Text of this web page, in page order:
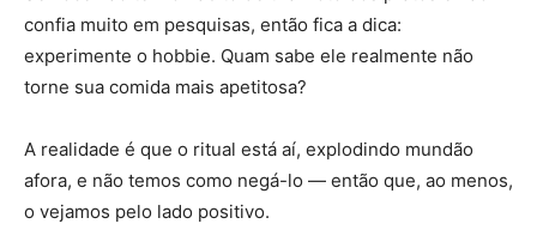
confia muito em pesquisas, então fica a dica:
experimente o hobbie. Quam sabe ele realmente não
torne sua comida mais apetitosa?
A realidade é que o ritual está aí, explodindo mundão
afora, e não temos como negá-lo — então que, ao menos,
o vejamos pelo lado positivo.